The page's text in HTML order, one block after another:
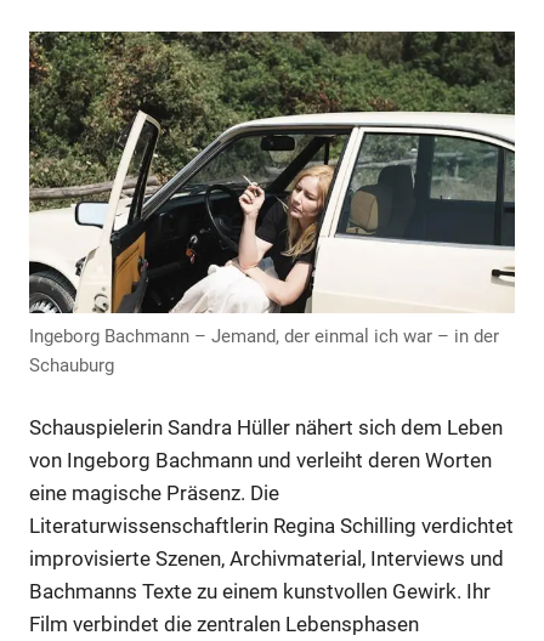
Anzeige
Ingeborg Bachmann – Jemand, der einmal ich war – in der
Schauburg
Schauspielerin Sandra Hüller nähert sich dem Leben
von Ingeborg Bachmann und verleiht deren Worten
eine magische Präsenz. Die
Literaturwissenschaftlerin Regina Schilling verdichtet
improvisierte Szenen, Archivmaterial, Interviews und
Bachmanns Texte zu einem kunstvollen Gewirk. Ihr
Film verbindet die zentralen Lebensphasen